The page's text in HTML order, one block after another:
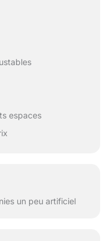
espaces
un peu artificiel